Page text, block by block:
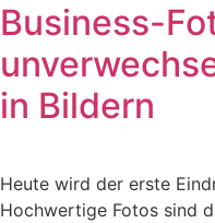
Business-
in Bildern
Heute wird der erste
Hochwertige Fotos sind